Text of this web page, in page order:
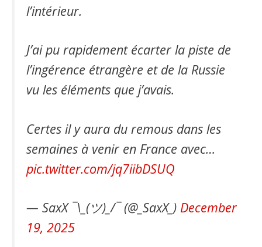
l’intérieur.
J’ai pu rapidement écarter la piste de
l’ingérence étrangère et de la Russie
vu les éléments que j’avais.
Certes il y aura du remous dans les
semaines à venir en France avec…
pic.twitter.com/jq7iibDSUQ
— SaxX ¯\_(ツ)_/¯ (@_SaxX_) December
19, 2025